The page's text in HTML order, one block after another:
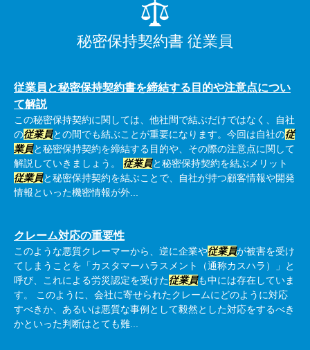
秘密保持契約書 従業員
従業員と秘密保持契約書を締結する目的や注意点につい
て解説
この秘密保持契約に関しては、他社間で結ぶだけではなく、自社
の従業員との間でも結ぶことが重要になります。今回は自社の従
業員と秘密保持契約を締結する目的や、その際の注意点に関して
解説していきましょう。 従業員と秘密保持契約を結ぶメリット
従業員と秘密保持契約を結ぶことで、自社が持つ顧客情報や開発
情報といった機密情報が外...
クレーム対応の重要性
このような悪質クレーマーから、逆に企業や従業員が被害を受け
てしまうことを「カスタマーハラスメント（通称カスハラ）」と
呼び、これによる労災認定を受けた従業員も中には存在していま
す。 このように、会社に寄せられたクレームにどのように対応
すべきか、あるいは悪質な事例として毅然とした対応をするべき
かといった判断はとても難...